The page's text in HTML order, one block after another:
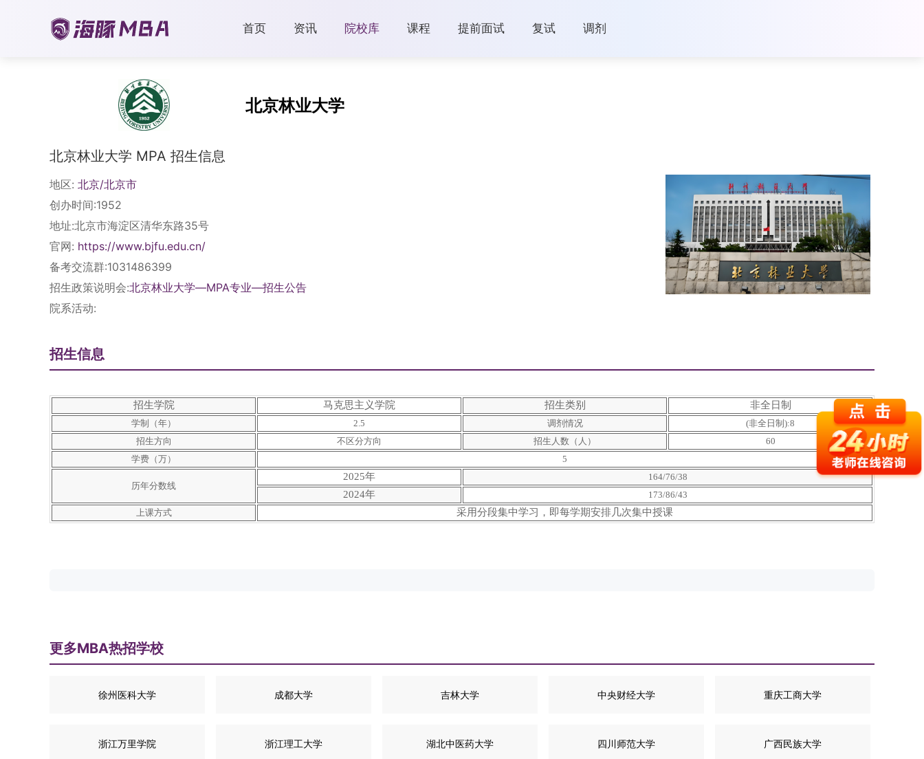
首页 资讯 院校库 课程 提前面试 复试 调剂
北京林业大学
北京林业大学 MPA 招生信息
地区: 北京/北京市
创办时间:1952
地址:北京市海淀区清华东路35号
官网: https://www.bjfu.edu.cn/
备考交流群:1031486399
招生政策说明会:北京林业大学—MPA专业—招生公告
院系活动:
招生信息
招生学院 马克思主义学院 招生类别 非全日制
学制（年） 2.5 调剂情况
(非全日制):8
招生方向
不区分方向 招生人数（人）
60
学费（万）
5
历年分数线
2025年 164/76/38
2024年
173/86/43
上课方式
采用分段集中学习，即每学期安排几次集中授课
更多MBA热招学校
徐州医科大学 成都大学 吉林大学 中央财经大学 重庆工商大学
浙江万里学院 浙江理工大学 湖北中医药大学 四川师范大学 广西民族大学